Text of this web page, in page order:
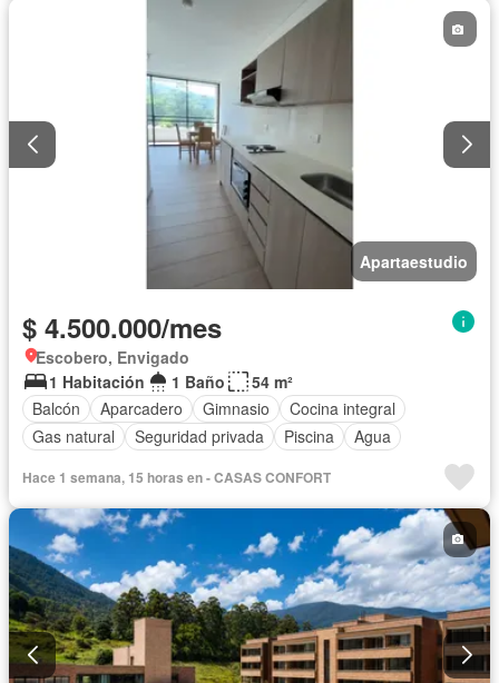
Apartaestudio
$ 4.500.000/mes
Escobero, Envigado
1 Habitación
1 Baño
54 m²
Balcón
Aparcadero Gimnasio
Cocina integral
Gas natural
Seguridad privada Piscina Agua
Hace 1 semana, 15 horas en - CASAS CONFORT